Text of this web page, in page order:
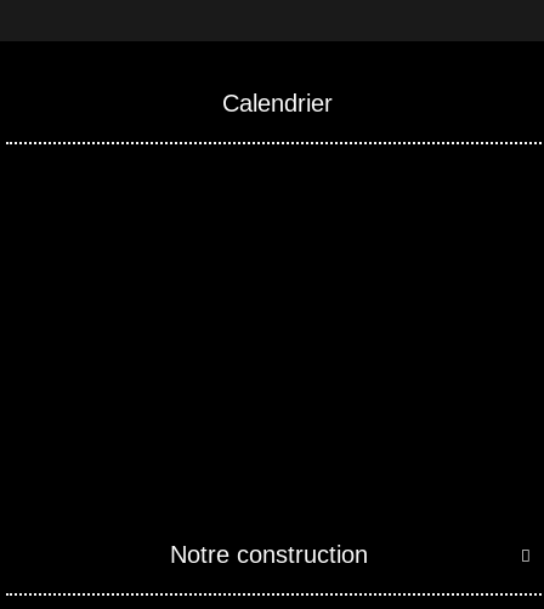
Calendrier

Notre construction